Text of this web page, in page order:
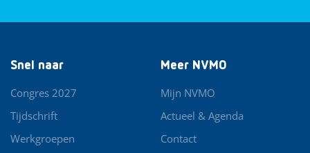
Snel naar
Congres 2027
Tijdschrift
Werkgroepen
Meer NVMO
Mijn NVMO
Actueel & Agenda
Contact